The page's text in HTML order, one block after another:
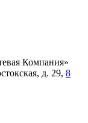
Компания»
д. 29, 8